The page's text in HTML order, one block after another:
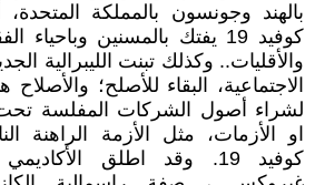
بالهند وجونسون بالمملكة
كوفيد 19 يفتك بالمسنين
والأقليات.. وكذلك تبنت الليبرالية
الاجتماعية، البقاء للأصلح؛
لشراء أصول الشركات المفلسة
او الأزمات، مثل الأزمة الراهنة
كوفيد 19. وقد اطلق